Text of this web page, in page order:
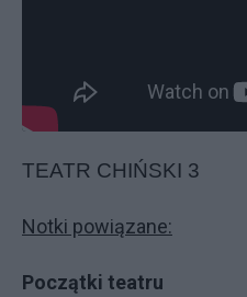
TEATR CHIŃSKI 3
Notki powiązane:
Początki teatru